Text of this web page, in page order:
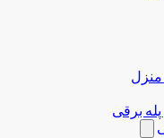
برقی